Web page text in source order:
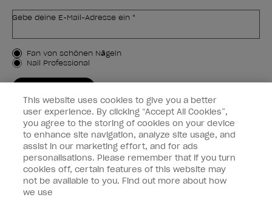
Gebe deine E-Mail-Adresse ein *
Kundenart
Fan von schönen Nägeln
Nail Professional
Kundeninformationen
Vernetzen
This website uses cookies to give you a better
user experience. By clicking “Accept All Cookies”,
you agree to the storing of cookies on your device
to enhance site navigation, analyze site usage, and
assist in our marketing effort, and for ads
personalisations. Please remember that if you turn
cookies off, certain features of this website may
not be available to you. Find out more about how
we use